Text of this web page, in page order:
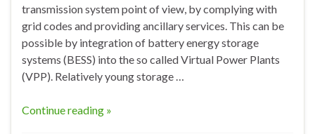
transmission system point of view, by complying with
grid codes and providing ancillary services. This can be
possible by integration of battery energy storage
systems (BESS) into the so called Virtual Power Plants
(VPP). Relatively young storage …
Continue reading »